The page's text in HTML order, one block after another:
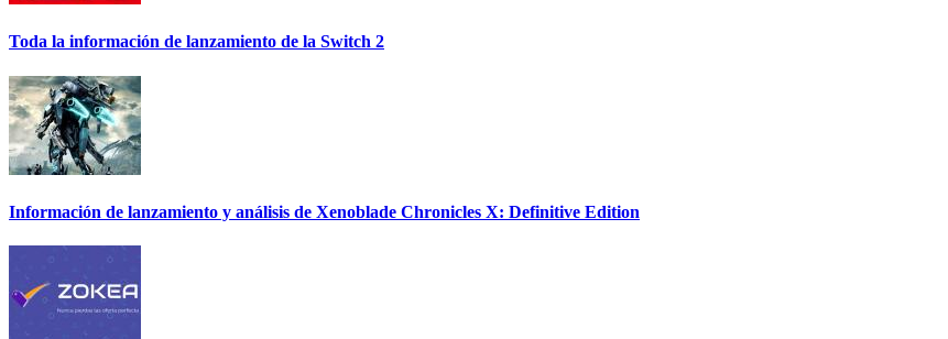
Toda la información de lanzamiento de la Switch 2
Información de lanzamiento y análisis de Xenoblade Chronicles X: Definitive Edition